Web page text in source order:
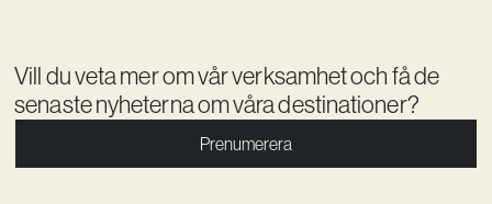
Vill du veta mer om vår verksamhet och få de
senaste nyheterna om våra destinationer?
Prenumerera